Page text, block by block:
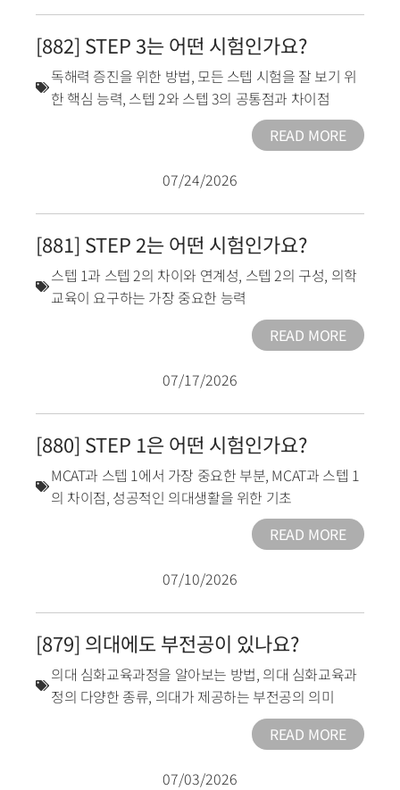
[882] STEP 3는 어떤 시험인가요?
독해력 증진을 위한 방법, 모든 스텝 시험을 잘 보기 위
한 핵심 능력, 스텝 2와 스텝 3의 공통점과 차이점
READ MORE
07/24/2026
[881] STEP 2는 어떤 시험인가요?
스텝 1과 스텝 2의 차이와 연계성, 스텝 2의 구성, 의학
교육이 요구하는 가장 중요한 능력
READ MORE
07/17/2026
[880] STEP 1은 어떤 시험인가요?
MCAT과 스텝 1에서 가장 중요한 부분, MCAT과 스텝 1
의 차이점, 성공적인 의대생활을 위한 기초
READ MORE
07/10/2026
[879] 의대에도 부전공이 있나요?
의대 심화교육과정을 알아보는 방법, 의대 심화교육과
정의 다양한 종류, 의대가 제공하는 부전공의 의미
READ MORE
07/03/2026